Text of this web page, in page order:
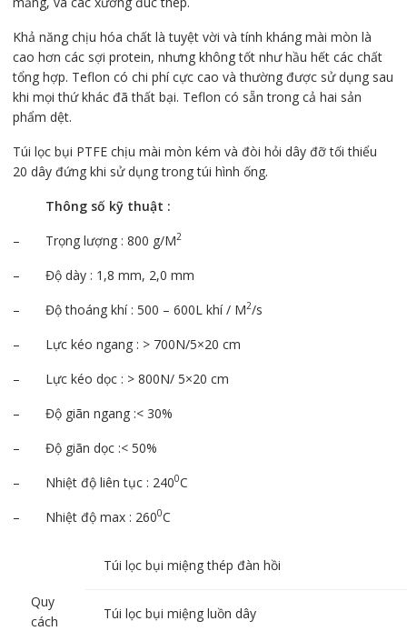
Khả năng chịu hóa chất là tuyệt vời và tính kháng mài mòn là
cao hơn các sợi protein, nhưng không tốt như hầu hết các chất
tổng hợp. Teflon có chi phí cực cao và thường được sử dụng sau
khi mọi thứ khác đã thất bại. Teflon có sẵn trong cả hai sản
phẩm dệt.
Túi lọc bụi PTFE chịu mài mòn kém và đòi hỏi dây đỡ tối thiểu
20 dây đứng khi sử dụng trong túi hình ống.
Thông số kỹ thuật :
– Trọng lượng : 800 g/M2
– Độ dày : 1,8 mm, 2,0 mm
– Độ thoáng khí : 500 – 600L khí / M2/s
– Lực kéo ngang : > 700N/5×20 cm
– Lực kéo dọc : > 800N/ 5×20 cm
– Độ giãn ngang :< 30%
– Độ giãn dọc :< 50%
– Nhiệt độ liên tục : 2400C
– Nhiệt độ max : 2600C
Quy
cách
Túi lọc bụi miệng thép đàn hồi
Túi lọc bụi miệng luồn dây